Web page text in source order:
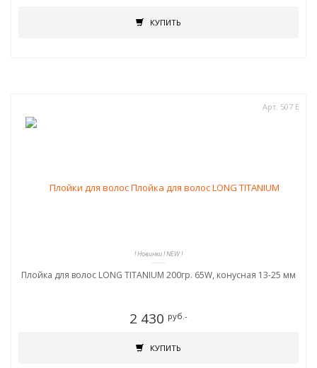
КУПИТЬ
Арт. 507 Е
! Новинки ! NEW !
Плойка для волос LONG TITANIUM 200гр. 65W, конусная 13-25 мм
2 430 руб.-
КУПИТЬ